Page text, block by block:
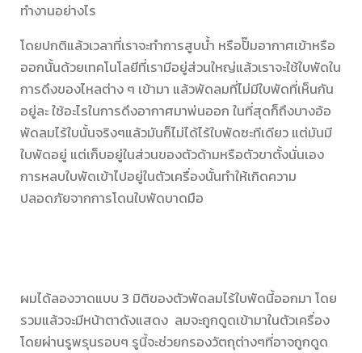
ทำงานอย่างไร
โดยปกติแล้วเวลาที่เราจะทำการสูบน้ำ หรือปั๊มอากาศเข้าหรือ
ออกนั้นด้วยเทคโนโลยีที่เรามีอยู่ส่วนใหญ่แล้วเราจะใช้ใบพัดใน
การดึงของไหลต่าง ๆ เข้ามา แล้วพัดลมที่ไม่มีใบพัดที่เห็นกัน
อยู่ละ ใช้อะไรในการดึงอากาศมาพ่นออก ในที่สุดก็ถึงบางอ้อ
พัดลมไร้ใบนั้นจริงๆแล้วมันก็ไม่ได้ไร้ใบพัดซะทีเดียว แต่มันมี
ใบพัดอยู่ แต่เก็บอยู่ในส่วนของตัวด้ามหรือตัวขาตั้งนั่นเอง
การหลบใบพัดเข้าไปอยู่ในตัวเครื่องนั้นทำให้เกิดความ
ปลอดภัยจากการโดนใบพัดบาดมือ
ผมได้ลองวาดแบบ 3 มิติของตัวพัดลมไร้ใบพัดนี้ออกมา โดย
รวมแล้วจะมีหน้าตาดังแสดง ลมจะถูกดูดเข้ามาในตัวเครื่อง
โดยผ่านรูพรุนรอบๆ รูนี้จะช่วยกรองวัตถุต่างๆที่อาจถูกดูด